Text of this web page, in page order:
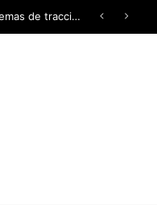
¿AWD, 4WD o Symmetrical AWD? Todo lo que necesita saber sobre los sistemas de tracción integral